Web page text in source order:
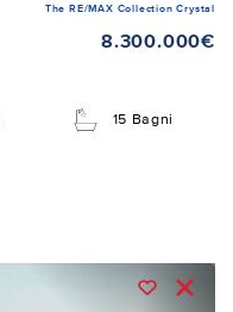
The RE/MAX Collection Crystal
8.300.000€
15 Bagni